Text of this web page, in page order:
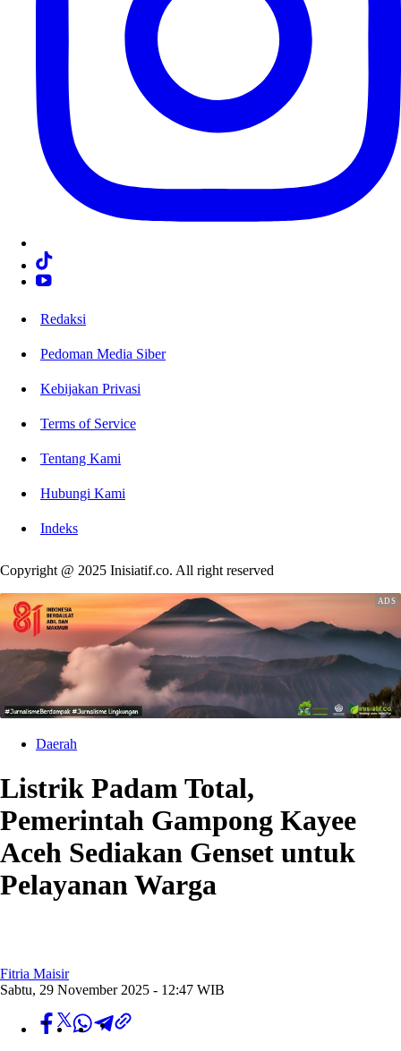
Redaksi
Pedoman Media Siber
Kebijakan Privasi
Terms of Service
Tentang Kami
Hubungi Kami
Indeks
Copyright @ 2025 Inisiatif.co. All right reserved
Daerah
Listrik Padam Total,
Pemerintah Gampong Kayee
Aceh Sediakan Genset untuk
Pelayanan Warga
Fitria Maisir
Sabtu, 29 November 2025 - 12:47 WIB